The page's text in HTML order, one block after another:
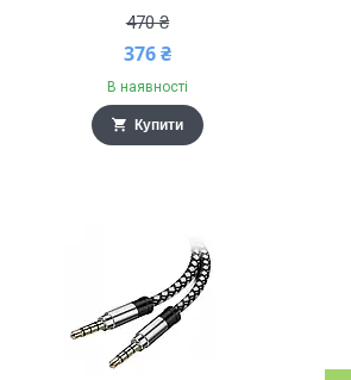
470 ₴
376 ₴
В наявності
Купити